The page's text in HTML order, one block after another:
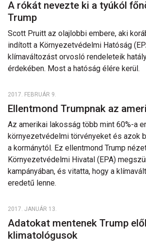
A rókát nevezte ki a tyúkól
Trump
Scott Pruitt az olajlobbi embere, aki
indított a Környezetvédelmi Hatóság
klímaváltozást orvosló rendeleteik
érdekében. Most a hatóság élére kerül.
2017. FEBRUÁR 9.
Ellentmond Trumpnak az
Az amerikai lakosság több mint 60%-a
környezetvédelmi törvényeket és azok
a kormánytól. Ez ellentmond Trump
Környezetvédelmi Hivatal (EPA)
kampányában, és vitatta, hogy a
eredetű lenne.
2017. JANUÁR 13.
Adatokat mentenek Trump
klimatológusok